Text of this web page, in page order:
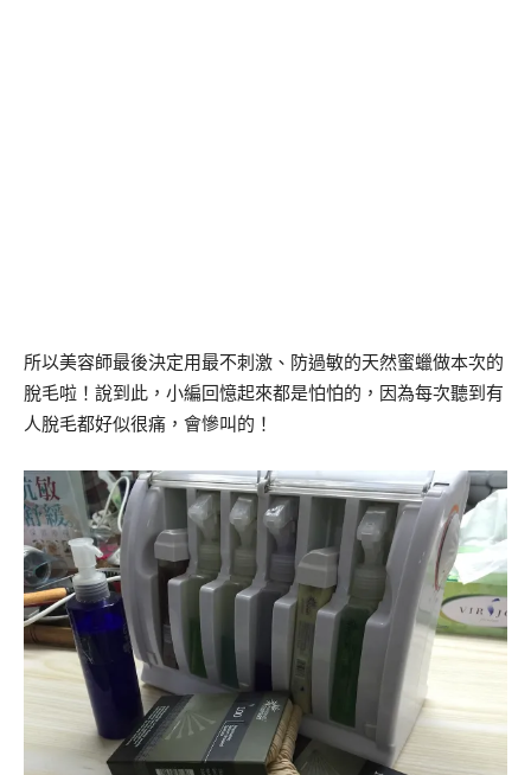
所以美容師最後決定用最不刺激、防過敏的天然蜜蠟做本次的
脫毛啦！說到此，小編回憶起來都是怕怕的，因為每次聽到有
人脫毛都好似很痛，會慘叫的！